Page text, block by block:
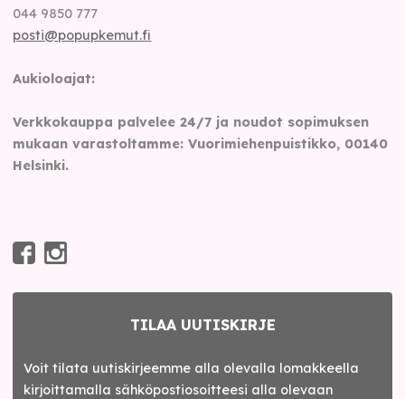
044 9850 777
posti@popupkemut.fi
Aukioloajat:
Verkkokauppa palvelee 24/7 ja noudot sopimuksen
mukaan varastoltamme: Vuorimiehenpuistikko, 00140
Helsinki.
TILAA UUTISKIRJE
Voit tilata uutiskirjeemme alla olevalla lomakkeella
kirjoittamalla sähköpostiosoitteesi alla olevaan